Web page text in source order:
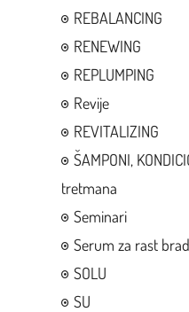
REBALANCING
RENEWING
REPLUMPING
Revije
REVITALIZING
ŠAMPONI,
tretmana
Seminari
Serum za rast
SOLU
SU